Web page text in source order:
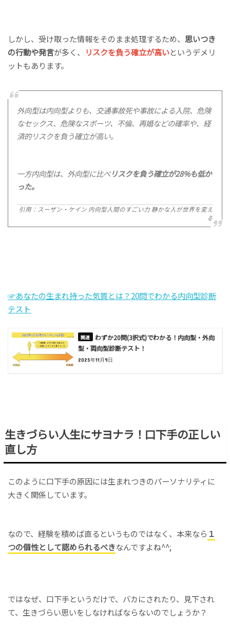
しかし、受け取った情報をそのまま処理するため、 思いつき
の行動や発言が多く、 リスクを負う確立が高いというデメリ
ットもあります。
外向型は内向型よりも、交通事故死や事故による入院、危険
なセックス、危険なスポーツ、不倫、再婚などの確率や、経
済的リスクを負う確立が高い。
一方内向型は、外向型に比べリスクを負う確立が28%も低か
った。
引用：スーザン・ケイン 内向型人間のすごい力 静かな人が世界を変え
る
☞あなたの生まれ持った気質とは？20問でわかる内向型診断
テスト
わずか20問(3択式)でわかる！内向型・外向
型・両向型診断テスト！
2025年11月9日
生きづらい人生にサヨナラ！口下手の正しい
直し方
このように口下手の原因には生まれつきのパーソナリティに
大きく関係しています。
なので、経験を積めば直るというものではなく、本来なら １
つの個性として認められるべきなんですよね^^;
ではなぜ、口下手というだけで、バカにされたり、見下され
て、生きづらい思いをしなければならないのでしょうか？